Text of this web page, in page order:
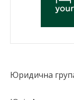
Юридична